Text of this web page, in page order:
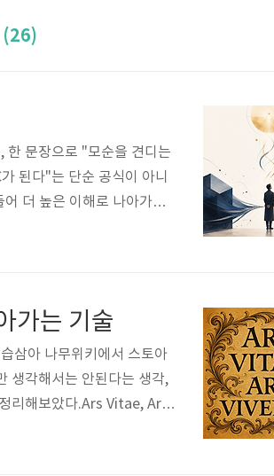
한 문장으로 "모순을 견디는
된다"는 단순 공식이 아니
더 높은 이해로 나아가는
식의 한계흔히 헤겔 변증
가는 기술
삼아 나무위키에서 스토아
생각해서는 안된다는 생각,
리해보았다.Ars Vitae, Ars
마 시대부터 전해져 내려